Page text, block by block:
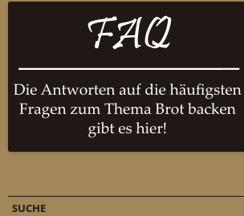
SUCHE